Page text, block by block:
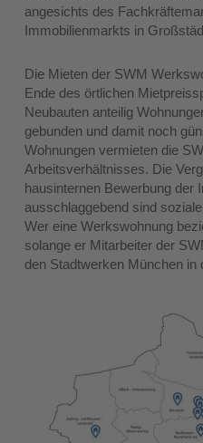
angesichts des
Immobilienmarkts in
Die Mieten der SWM
Ende des örtlichen
Neubauten anteilig
gebunden und damit noch
Wohnungen vermieten die
Arbeitsverhältnisses. Die
hausinternen Bewerbung der
ausschlaggebend sind
Wer eine Werkswohnung
solange er Mitarbeiter der
den Stadtwerken München in